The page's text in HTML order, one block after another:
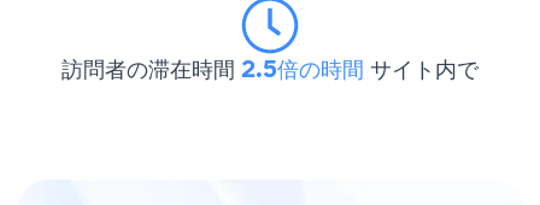
訪問者の滞在時間 2.5倍の時間 サイト内で